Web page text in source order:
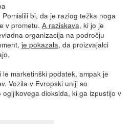
bi, da je razlog težka noga
v prometu. A raziskava, ki jo je
organizacija na področju
je pokazala, da proizvajalci
marketinški podatek, ampak je
Vozila v Evropski uniji so
dioksida, ki ga izpustijo v